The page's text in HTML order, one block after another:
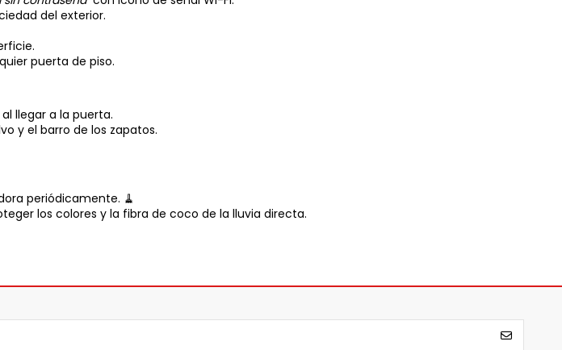
del exterior.
puerta de piso.
llegar a la puerta.
y el barro de los zapatos.
periódicamente. 🧹
los colores y la fibra de coco de la lluvia directa.